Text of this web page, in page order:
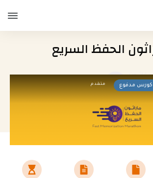
الحفظ السريع
كورس مدفوع متقدم